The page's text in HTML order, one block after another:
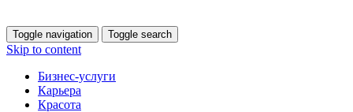
Toggle navigation Toggle search
Skip to content
Бизнес-услуги
Карьера
Красота